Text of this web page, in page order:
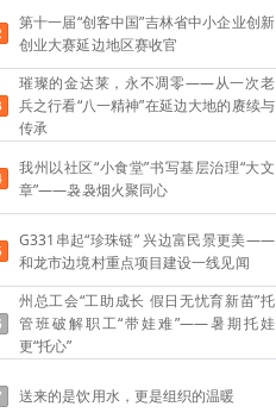
第十一届“创客中国”吉林省中小企业创新
创业大赛延边地区赛收官
璀璨的金达莱，永不凋零——从一次老
兵之行看“八一精神”在延边大地的赓续与
传承
我州以社区“小食堂”书写基层治理“大文
章”——袅袅烟火聚同心
G331串起“珍珠链” 兴边富民景更美——
和龙市边境村重点项目建设一线见闻
州总工会“工助成长 假日无忧育新苗”托
管班破解职工“带娃难”——​暑期托娃
更“托心”
送来的是饮用水，更是组织的温暖